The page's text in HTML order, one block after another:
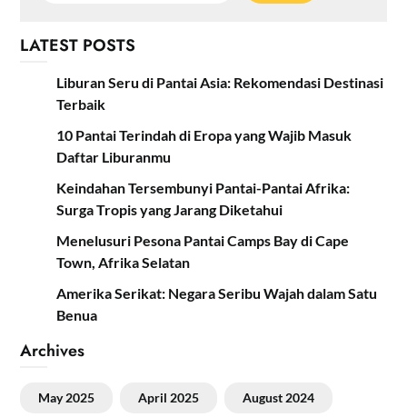
LATEST POSTS
Liburan Seru di Pantai Asia: Rekomendasi Destinasi
Terbaik
10 Pantai Terindah di Eropa yang Wajib Masuk
Daftar Liburanmu
Keindahan Tersembunyi Pantai-Pantai Afrika:
Surga Tropis yang Jarang Diketahui
Menelusuri Pesona Pantai Camps Bay di Cape
Town, Afrika Selatan
Amerika Serikat: Negara Seribu Wajah dalam Satu
Benua
Archives
May 2025 April 2025 August 2024